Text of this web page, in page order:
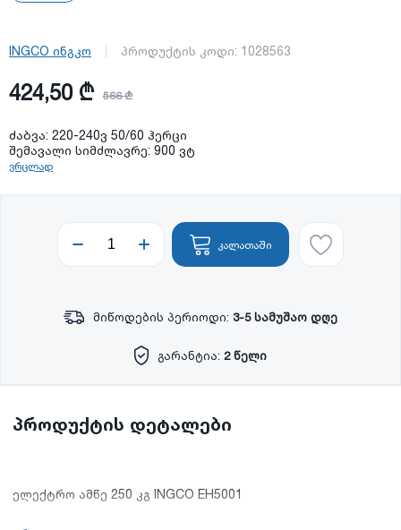
INGCO ინგკო პროდუქტის კოდი: 1028563
424,50 ₾ 566 ₾
ძაბვა: 220-240ვ 50/60 ჰერცი
შემავალი სიმძლავრე: 900 ვტ
ვრცლად
კალათაში
მიწოდების პერიოდი: 3-5 სამუშაო დღე
გარანტია: 2 წელი
პროდუქტის დეტალები
ელექტრო ამწე 250 კგ INGCO EH5001